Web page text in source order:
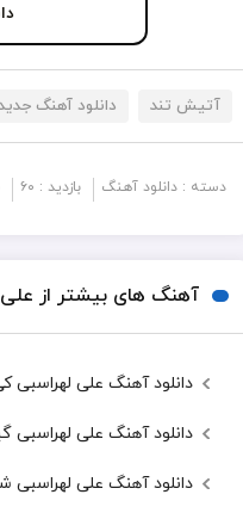
آتیش تند دانلود آهنگ
دسته : دانلود آهنگ بازدید : ۶۰
آهنگ های بیشتر از
دانلود آهنگ علی لهراسبی
دانلود آهنگ علی لهراسبی
دانلود آهنگ علی لهراسبی